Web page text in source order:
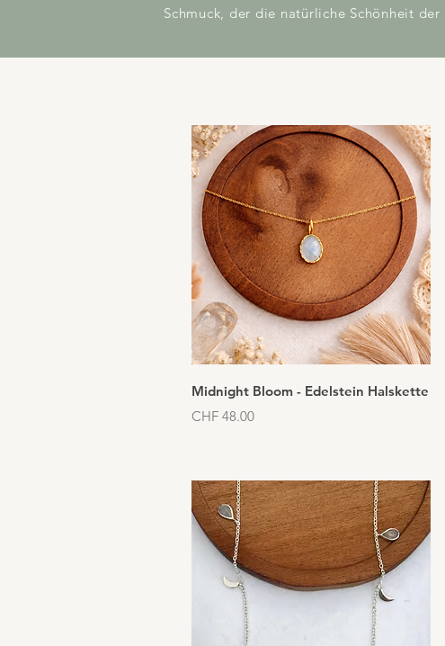
Schmuck, der die natürliche Schönheit
Schnellansicht
Midnight Bloom - Edelstein Halskette
Preis
CHF 48.00